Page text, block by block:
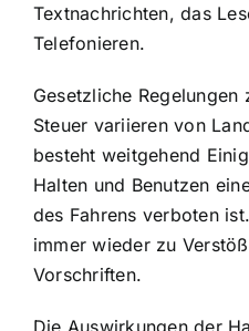
Textnachrichten, das
Telefonieren.
Gesetzliche Regelungen
Steuer variieren von
besteht weitgehend
Halten und Benutzen
des Fahrens verboten
immer wieder zu
Vorschriften.
Die Auswirkungen der